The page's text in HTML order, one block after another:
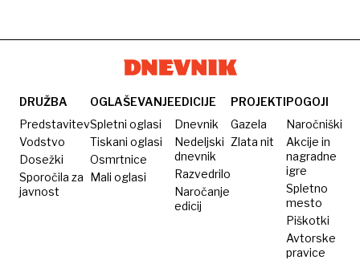
DRUŽBA
Predstavitev
Vodstvo
Dosežki
Sporočila za
javnost
OGLAŠEVANJE
Spletni oglasi
Tiskani oglasi
Osmrtnice
Mali oglasi
EDICIJE
Dnevnik
Nedeljski
dnevnik
Razvedrilo
Naročanje
edicij
PROJEKTI
Gazela
Zlata nit
POGOJI
Naročniški
Akcije in
nagradne
igre
Spletno
mesto
Piškotki
Avtorske
pravice